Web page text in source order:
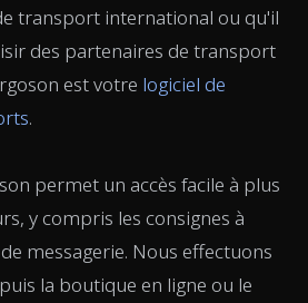
transport international ou qu'il
des partenaires de transport
est votre logiciel de
.
permet un accès facile à plus
y compris les consignes à
messagerie. Nous effectuons
la boutique en ligne ou le